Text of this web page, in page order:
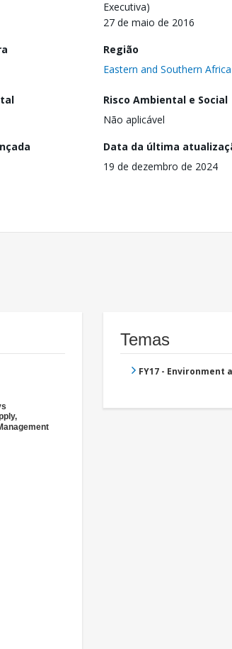
Executiva)
27 de maio de 2016
Região
Eastern and Southern Africa
Risco Ambiental e Social
Não aplicável
Data da última
19 de dezembro de 2024
Temas
FY17 - Environment